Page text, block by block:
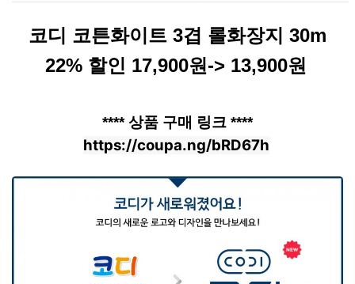
본문코디 코튼화이트 3겹 롤화장지 30m
22% 할인 17,900원-> 13,900원
**** 상품 구매 링크 ****
https://coupa.ng/bRD67h